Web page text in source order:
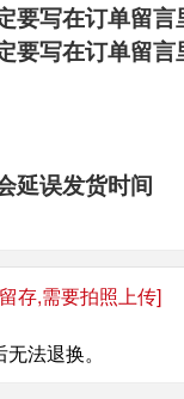
要写在订单留言
要写在订单留言
延误发货时间
存,需要拍照上传]
法退换。